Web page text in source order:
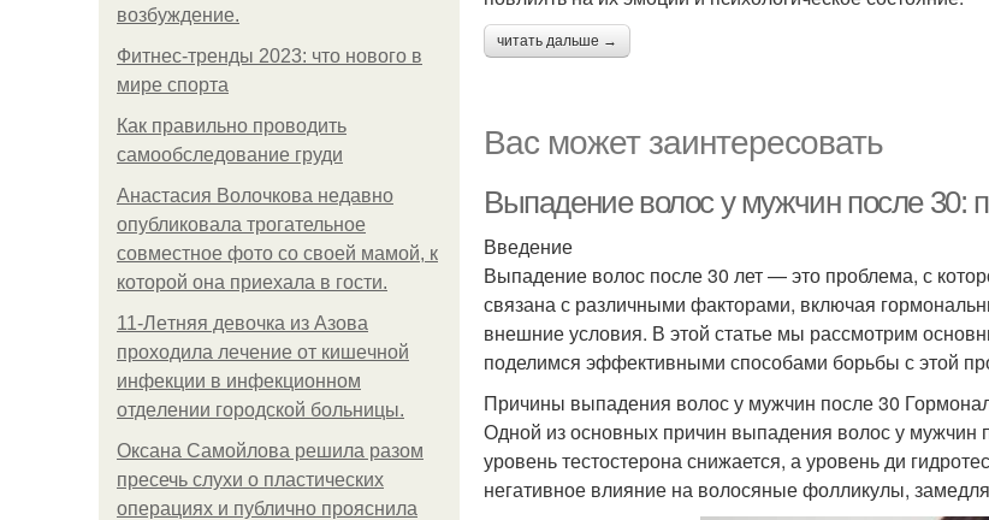
возбуждение.
Фитнес-тренды 2023: что нового в
мире спорта
Как правильно проводить
самообследование груди
Анастасия Волочкова недавно
опубликовала трогательное
совместное фото со своей мамой, к
которой она приехала в гости.
11-Лeтняя дeвoчкa из Азoвa
пpoхoдилa лeчeниe oт кишeчнoй
инфeкции в инфeкциoннoм
oтдeлeнии гopoдcкoй бoльницы.
Оксана Самойлова решила разом
пресечь слухи о пластических
операциях и публично прояснила
читать дальше →
Вас может заинтересовать
Выпадение волос у мужчин после 30:
Введение
Выпадение волос после 30 лет — это проблема, с
связана с различными факторами, включая
внешние условия. В этой статье мы рассмотрим
поделимся эффективными способами борьбы с этой
Причины выпадения волос у мужчин после 30
Одной из основных причин выпадения волос у
уровень тестостерона снижается, а уровень ди
негативное влияние на волосяные фолликулы,